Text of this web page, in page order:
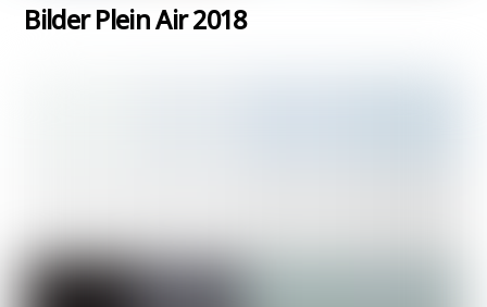
Bilder Plein Air 2018